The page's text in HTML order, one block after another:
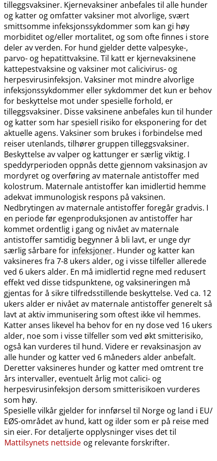
tilleggsvaksiner. Kjernevaksiner anbefales til alle hunder
og katter og omfatter vaksiner mot alvorlige, svært
smittsomme infeksjonssykdommer som kan gi høy
morbiditet og​/​eller mortalitet, og som ofte finnes i store
deler av verden. For hund gjelder dette valpesyke-,
parvo- og hepatittvaksine. Til katt er kjernevaksinene
kattepestvaksine og vaksiner mot calicivirus- og
herpesvirusinfeksjon. Vaksiner mot mindre alvorlige
infeksjonssykdommer eller sykdommer det kun er behov
for beskyttelse mot under spesielle forhold, er
tilleggsvaksiner. Disse vaksinene anbefales kun til hunder
og katter som har spesiell risiko for eksponering for det
aktuelle agens. Vaksiner som brukes i forbindelse med
reiser utenlands, tilhører gruppen tilleggsvaksiner.
Beskyttelse av valper og kattunger er særlig viktig. I
speddyrperioden oppnås dette gjennom vaksinasjon av
mordyret og overføring av maternale antistoffer med
kolostrum. Maternale antistoffer kan imidlertid hemme
adekvat immunologisk respons på vaksinen.
Nedbrytingen av maternale antistoffer foregår gradvis. I
en periode før egenproduksjonen av antistoffer har
kommet ordentlig i gang og nivået av maternale
antistoffer samtidig begynner å bli lavt, er unge dyr
særlig sårbare for infeksjoner. Hunder og katter kan
vaksineres fra 7-8 ukers alder, og i visse tilfeller allerede
ved 6 ukers alder. En må imidlertid regne med redusert
effekt ved disse tidspunktene, og vaksineringen må
gjentas for å sikre tilfredsstillende beskyttelse. Ved ca. 12
ukers alder er nivået av maternale antistoffer generelt så
lavt at aktiv immunisering som oftest ikke vil hemmes.
Katter anses likevel ha behov for en ny dose ved 16 ukers
alder, noe som i visse tilfeller som ved økt smitterisiko,
også kan vurderes til hund. Videre er revaksinasjon av
alle hunder og katter ved 6 måneders alder anbefalt.
Deretter vaksineres hunder og katter med omtrent tre
års intervaller, eventuelt årlig mot calici- og
herpesvirusinfeksjon dersom smitterisikoen vurderes
som høy.
Spesielle vilkår gjelder for innførsel til Norge og land i EU​/​
EØS-området av hund, katt og ilder som er på reise med
sin eier. For detaljerte opplysninger vises det til
Mattilsynets nettside og relevante forskrifter.